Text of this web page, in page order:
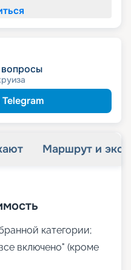
Маршрут и
категории;
включено" (кроме